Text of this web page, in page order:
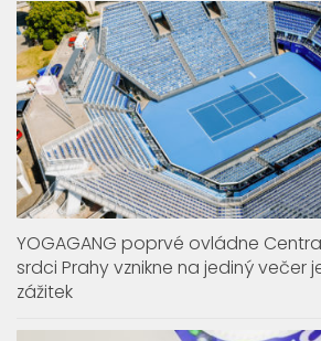
YOGAGANG poprvé ovládne
srdci Prahy vznikne na jediný večer
zážitek